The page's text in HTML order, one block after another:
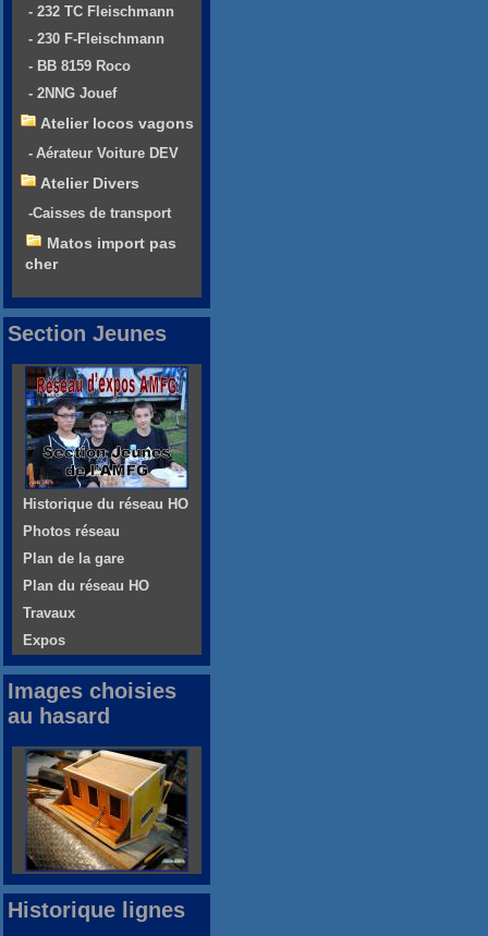
- 232 TC Fleischmann
- 230 F-Fleischmann
- BB 8159 Roco
- 2NNG Jouef
Atelier locos vagons
- Aérateur Voiture DEV
Atelier Divers
-Caisses de transport
Matos import pas
cher
Section Jeunes
Historique du réseau HO
Photos réseau
Plan de la gare
Plan du réseau HO
Travaux
Expos
Images choisies
au hasard
Historique lignes